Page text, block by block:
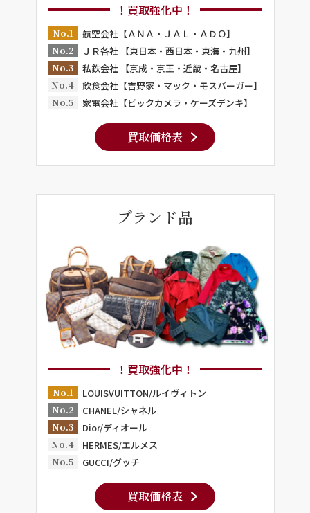
！買取強化中！
No.1
航空会社【ＡＮＡ・ＪＡＬ・ＡＤＯ】
No.2
ＪＲ各社 【東日本・西日本・東海・九州】
No.3
私鉄会社 【京成・京王・近畿・名古屋】
No.4
飲食会社【吉野家・マック・モスバーガー】
No.5
家電会社【ビックカメラ・ケーズデンキ】
買取価格表
ブランド品
！買取強化中！
No.1
LOUISVUITTON/ルイヴィトン
No.2
CHANEL/シャネル
No.3
Dior/ディオール
No.4
HERMES/エルメス
No.5
GUCCI/グッチ
買取価格表